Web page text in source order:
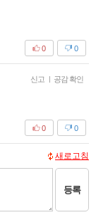
0
0
신고 | 공감 확인
0
0
새로고침
등록